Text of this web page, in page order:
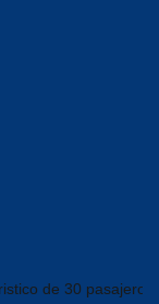
de 30 pasajeros”